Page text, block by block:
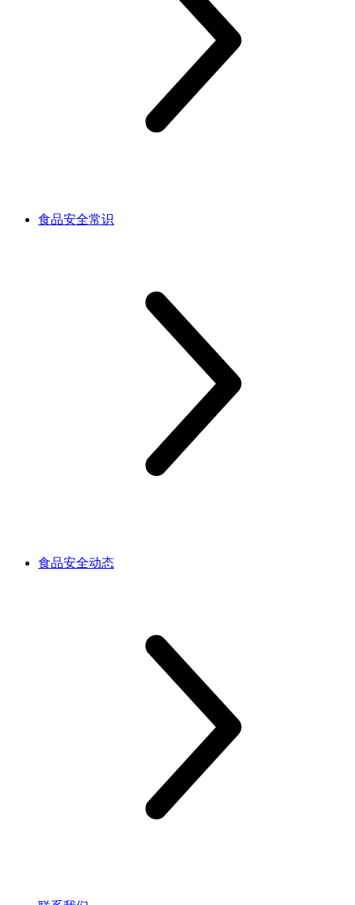
食品安全常识
食品安全动态